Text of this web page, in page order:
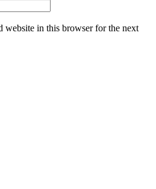
website in this browser for the next